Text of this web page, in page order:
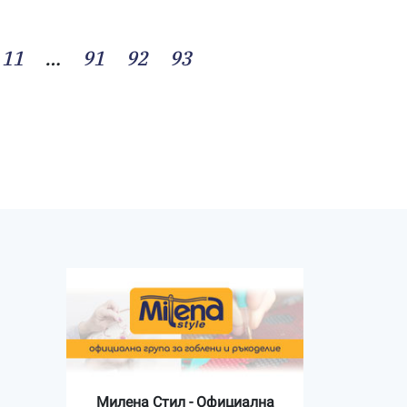
11 … 91 92 93
Милена Стил - Официална